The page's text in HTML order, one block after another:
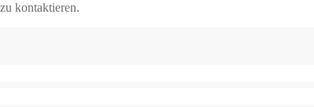
kontaktieren.